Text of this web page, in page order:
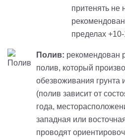
притенять не
пределах
Полив: рекомендован
полив, который
обезвоживания грунта
(полив зависит от
года,
западная или
проводят